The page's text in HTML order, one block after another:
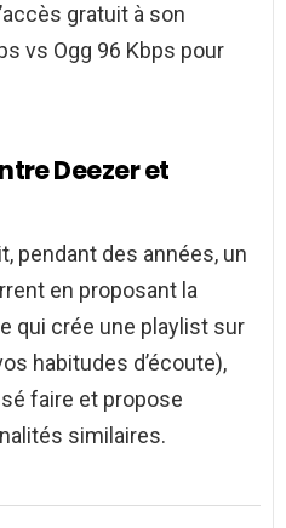
gratuit à son
vs Ogg 96 Kbps pour
Deezer et
pendant des années, un
en proposant la
qui crée une playlist sur
habitudes d’écoute),
faire et propose
similaires.